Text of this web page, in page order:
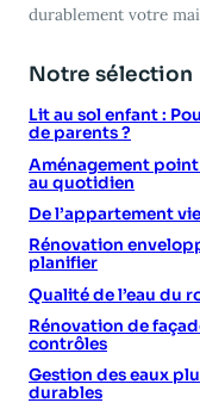
durablement votre
Notre sélection
Lit au sol enfant :
de parents ?
Aménagement point
au quotidien
De l’appartement
Rénovation
planifier
Qualité de l’eau du
Rénovation de
contrôles
Gestion des eaux
durables